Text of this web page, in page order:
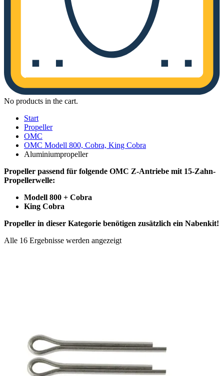
No products in the cart.
Start
Propeller
OMC
OMC Modell 800, Cobra, King Cobra
Aluminiumpropeller
Propeller passend für folgende OMC Z-Antriebe mit 15-Zahn-
Propellerwelle:
Modell 800 + Cobra
King Cobra
Propeller in dieser Kategorie benötigen zusätzlich ein Nabenkit!
Alle 16 Ergebnisse werden angezeigtNach